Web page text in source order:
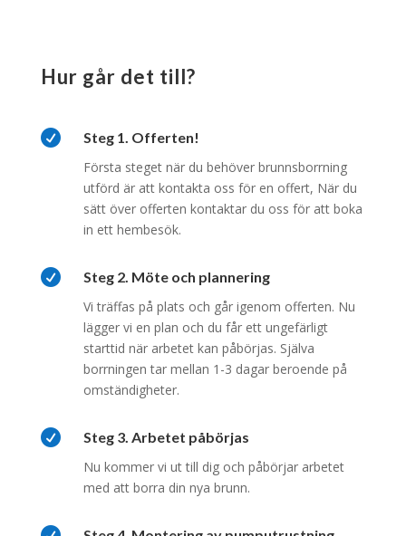
Hur går det till?

Steg 1. Offerten!
Första steget när du behöver brunnsborrning
utförd är att kontakta oss för en offert, När du
sätt över offerten kontaktar du oss för att boka
in ett hembesök.

Steg 2. Möte och plannering
Vi träffas på plats och går igenom offerten. Nu
lägger vi en plan och du får ett ungefärligt
starttid när arbetet kan påbörjas. Själva
borrningen tar mellan 1-3 dagar beroende på
omständigheter.

Steg 3. Arbetet påbörjas
Nu kommer vi ut till dig och påbörjar arbetet
med att borra din nya brunn.